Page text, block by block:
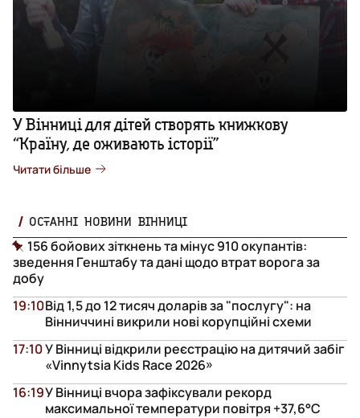
У Вінниці для дітей створять книжкову
“Країну, де оживають історії”
Читати більше
ОСТАННІ НОВИНИ ВІННИЦІ
156 бойових зіткнень та мінус 910 окупантів:
зведення Генштабу та дані щодо втрат ворога за
добу
Від 1,5 до 12 тисяч доларів за "послугу": на
Вінниччині викрили нові корупційні схеми
19:10
У Вінниці відкрили реєстрацію на дитячий забіг
«Vinnytsia Kids Race 2026»
17:10
У Вінниці вчора зафіксували рекорд
максимальної температури повітря +37,6°С
16:19